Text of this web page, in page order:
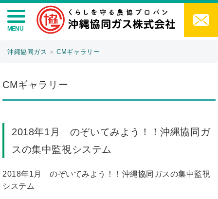
沖縄協同ガス ＞ CMギャラリー
CMギャラリー
2018年1月 のぞいてみよう！！沖縄協同ガ
スの集中監視システム
2018年1月 のぞいてみよう！！沖縄協同ガスの集中監視
システム